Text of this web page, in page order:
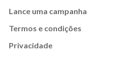
Lance uma campanha
Termos e condições
Privacidade